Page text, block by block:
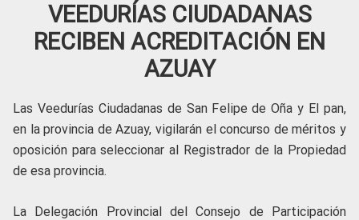
VEEDURÍAS CIUDADANAS
RECIBEN ACREDITACIÓN EN
AZUAY
Las Veedurías Ciudadanas de San Felipe de Oña y El pan,
en la provincia de Azuay, vigilarán el concurso de méritos y
oposición para seleccionar al Registrador de la Propiedad
de esa provincia.
La Delegación Provincial del Consejo de Participación